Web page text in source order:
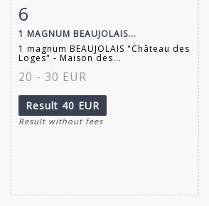
6
1 MAGNUM BEAUJOLAIS...
1 magnum BEAUJOLAIS "Château des
Loges" - Maison des...
20 - 30 EUR
Result 40 EUR
Result without fees